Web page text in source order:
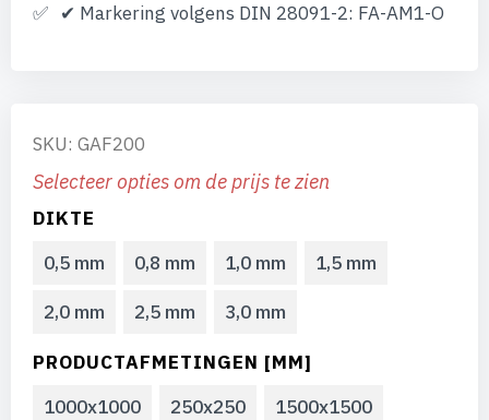
✔ Markering volgens DIN 28091-2: FA-AM1-O
SKU: GAF200
Selecteer opties om de prijs te zien
DIKTE
0,5 mm
0,8 mm 1,0 mm 1,5 mm
2,0 mm 2,5 mm 3,0 mm
PRODUCTAFMETINGEN [MM]
1000x1000
250x250 1500x1500